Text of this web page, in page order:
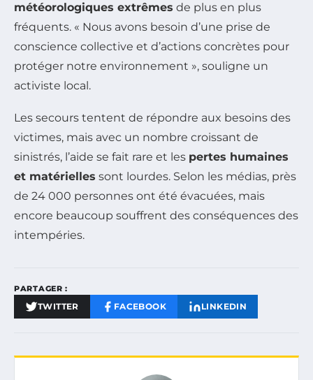
météorologiques extrêmes de plus en plus
fréquents. « Nous avons besoin d’une prise de
conscience collective et d’actions concrètes pour
protéger notre environnement », souligne un
activiste local.
Les secours tentent de répondre aux besoins des
victimes, mais avec un nombre croissant de
sinistrés, l’aide se fait rare et les pertes humaines
et matérielles sont lourdes. Selon les médias, près
de 24 000 personnes ont été évacuées, mais
encore beaucoup souffrent des conséquences des
intempéries.
PARTAGER :
TWITTER FACEBOOK LINKEDIN